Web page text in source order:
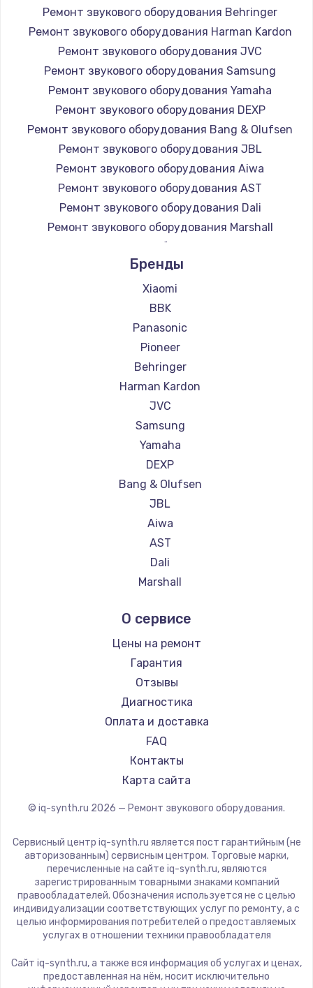
Замена картридера
890 руб.
Заказать
Замена микросхемы NFC
1100 руб.
Заказать
Замена шим-контроллера
3900 руб.
Заказать
Настройка Wi-Fi
1030 руб.
Заказать
Замена вебкамеры
1260 руб.
Заказать
Установка драйверов
725 руб.
Заказать
Замена жесткого диска
750 руб.
Заказать
Ремонт цепей питания
2500 руб.
Замена видеокарты
Заказать
880 руб.
2745 руб.
Заказать
Замена северного моста
2600 руб.
Заказать
Ремонт звукового оборудования Behringer
Ремонт звукового оборудования Harman Kardon
Ремонт звукового оборудования JVC
Ремонт звукового оборудования Samsung
Ремонт звукового оборудования Yamaha
Ремонт звукового оборудования DEXP
Ремонт звукового оборудования Bang & Olufsen
Ремонт звукового оборудования JBL
Ремонт звукового оборудования Aiwa
Ремонт звукового оборудования AST
Ремонт звукового оборудования Dali
Ремонт звукового оборудования Marshall
Ремонт звукового оборудования Supra
Бренды
Xiaomi
BBK
Panasonic
Pioneer
Behringer
Harman Kardon
JVC
Samsung
Yamaha
DEXP
Bang & Olufsen
JBL
Aiwa
AST
Dali
Marshall
О сервисе
Цены на ремонт
Гарантия
Отзывы
Диагностика
Оплата и доставка
FAQ
Контакты
Карта сайта
© iq-synth.ru 2026 — Ремонт звукового оборудования.
Сервисный центр iq-synth.ru является пост гарантийным (не
авторизованным) сервисным центром. Торговые марки,
перечисленные на сайте iq-synth.ru, являются
зарегистрированным товарными знаками компаний
правообладателей. Обозначения используется не с целью
индивидуализации соответствующих услуг по ремонту, а с
целью информирования потребителей о предоставляемых
услугах в отношении техники правообладателя
Сайт iq-synth.ru, а также вся информация об услугах и ценах,
предоставленная на нём, носит исключительно